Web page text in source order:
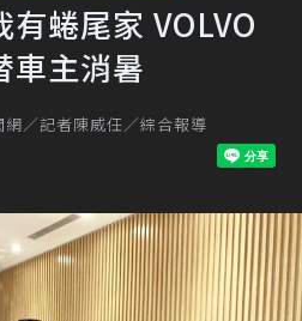
蜷尾家 VOLVO
車主消暑
網／記者陳威任／綜合報導